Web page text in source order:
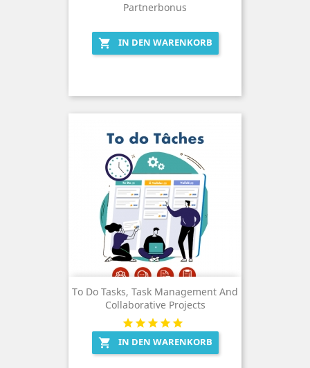
Partnerbonus
 IN DEN WARENKORB
To Do Tasks, Task Management And
Collaborative Projects
 IN DEN WARENKORB